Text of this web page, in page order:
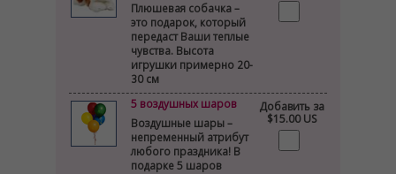
Плюшевая собачка –
это подарок, который
передаст Ваши теплые
чувства. Высота
игрушки примерно 20-
30 см
Добавить за
$15.00 US
5 воздушных шаров
Воздушные шары –
непременный атрибут
любого праздника! В
подарке 5 шаров